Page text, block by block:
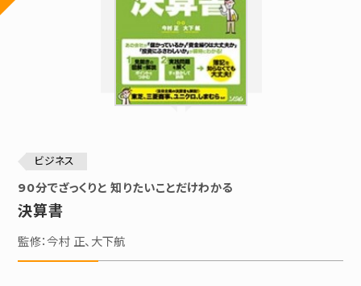
ビジネス
90分でざっくりと 知りたいことだけわかる
決算書
監修：今村 正、大下航